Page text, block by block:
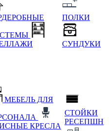
ПОЛКИ
СУНДУКИ
МЕБЕЛЬ ДЛЯ
КРЕСЛА
СТОЙКИ
РЕСЕПШН